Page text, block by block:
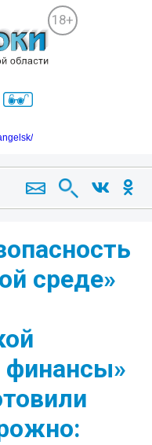
18+
среде»